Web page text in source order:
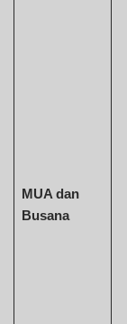
MUA dan
Busana